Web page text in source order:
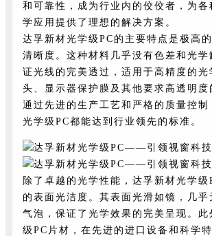
和可靠性，成为行业内的佼佼者，为各
学应用提供了理想的解决方案。
达孚新材光学级PC的主要特点是极高
清晰度。这种材料几乎没有色差和光学
证光线的完美透过，适用于高精度的光
头、显示器保护膜及其他要求高透明度
通过先进的生产工艺和严格的质量控制
光学级PC都能达到行业领先的标准。
除了卓越的光学性能，达孚新材光学级
的表面光洁度。其表面光滑如镜，几乎
气泡，保证了光学效果的完美呈现。此
级PC片材，在先进的进口设备和科学